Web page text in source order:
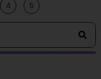
4 5